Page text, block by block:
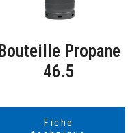
Bouteille Propane
46.5
Fiche